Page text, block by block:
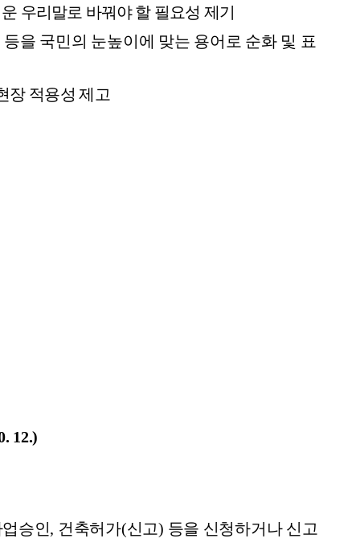
우리말로 바꿔야 할 필요성 제기
을 국민의 눈높이에 맞는 용어로 순화 및 표
장 적용성 제고
12.)
승인, 건축허가(신고) 등을 신청하거나 신고